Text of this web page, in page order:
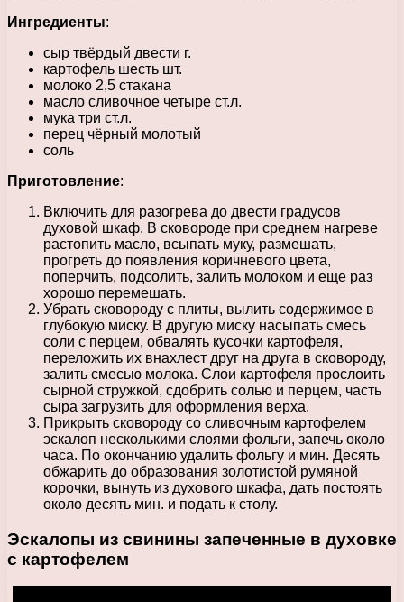
Ингредиенты:
сыр твёрдый двести г.
картофель шесть шт.
молоко 2,5 стакана
масло сливочное четыре ст.л.
мука три ст.л.
перец чёрный молотый
соль
Приготовление:
Включить для разогрева до двести градусов
духовой шкаф. В сковороде при среднем нагреве
растопить масло, всыпать муку, размешать,
прогреть до появления коричневого цвета,
поперчить, подсолить, залить молоком и еще раз
хорошо перемешать.
Убрать сковороду с плиты, вылить содержимое в
глубокую миску. В другую миску насыпать смесь
соли с перцем, обвалять кусочки картофеля,
переложить их внахлест друг на друга в сковороду,
залить смесью молока. Слои картофеля прослоить
сырной стружкой, сдобрить солью и перцем, часть
сыра загрузить для оформления верха.
Прикрыть сковороду со сливочным картофелем
эскалоп несколькими слоями фольги, запечь около
часа. По окончанию удалить фольгу и мин. Десять
обжарить до образования золотистой румяной
корочки, вынуть из духового шкафа, дать постоять
около десять мин. и подать к столу.
Эскалопы из свинины запеченные в духовке
с картофелем